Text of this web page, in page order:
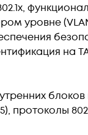
уровне
на
протоколы